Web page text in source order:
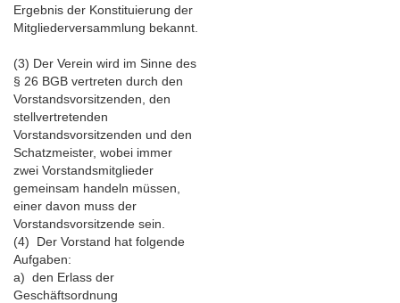
Ergebnis der Konstituierung der
Mitgliederversammlung bekannt.
(3) Der Verein wird im Sinne des
§ 26 BGB vertreten durch den
Vorstandsvorsitzenden, den
stellvertretenden
Vorstandsvorsitzenden und den
Schatzmeister, wobei immer
zwei Vorstandsmitglieder
gemeinsam handeln müssen,
einer davon muss der
Vorstandsvorsitzende sein.
(4) Der Vorstand hat folgende
Aufgaben:
a) den Erlass der
Geschäftsordnung